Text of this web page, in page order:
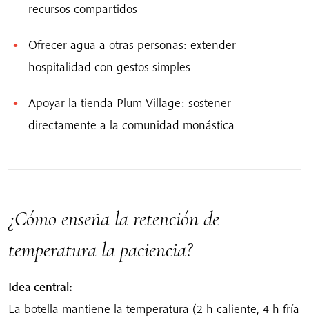
recursos compartidos
Ofrecer agua a otras personas: extender
hospitalidad con gestos simples
Apoyar la tienda Plum Village: sostener
directamente a la comunidad monástica
¿Cómo enseña la retención de
temperatura la paciencia?
Idea central:
La botella mantiene la temperatura (2 h caliente, 4 h fría